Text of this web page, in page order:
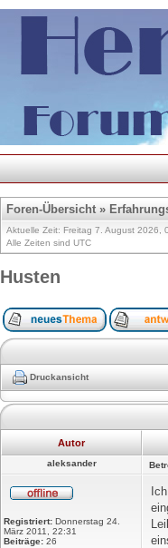
Foren-Übersicht»
Aktuelle Zeit: Freitag 7. August 2026,
Alle Zeiten sind UTC
Husten
Druckansicht
Autor
aleksander
Registriert: Donnerstag 24.
März 2011, 22:31
Beiträge: 26